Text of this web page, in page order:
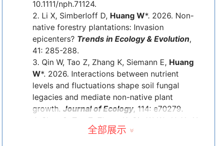
10.1111/nph.71124.
Li X, Simberloff D, Huang W*. 2026. Non-
native forestry plantations: Invasion
epicenters? Trends in Ecology & Evolution,
41: 285-288.
Qin W, Tao Z, Zhang K, Siemann E, Huang
W*. 2026. Interactions between nutrient
levels and fluctuations shape soil fungal
legacies and mediate non-native plant
growth. Journal of Ecology, 114: e70279.
Shen C, Tao Z, Zhang K, Qin W, Wu H, Xu X,
Chen X, Siemann E,Huang W
全部展示